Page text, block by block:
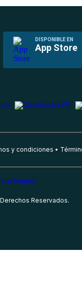
DISPONIBLE EN
App Store
y condiciones
Reservados.